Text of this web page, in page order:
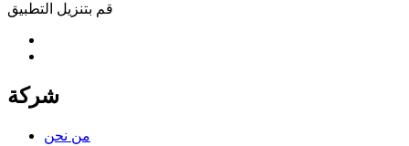
قم بتنزيل التطبيق
شركة
من نحن